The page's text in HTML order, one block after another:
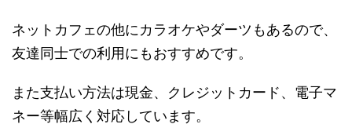
ネットカフェの他にカラオケやダーツもあるので、
友達同士での利用にもおすすめです。
また支払い方法は現金、クレジットカード、電子マ
ネー等幅広く対応しています。